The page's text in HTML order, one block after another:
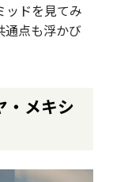
ッドを見てみ
通点も浮かび
・メキシ